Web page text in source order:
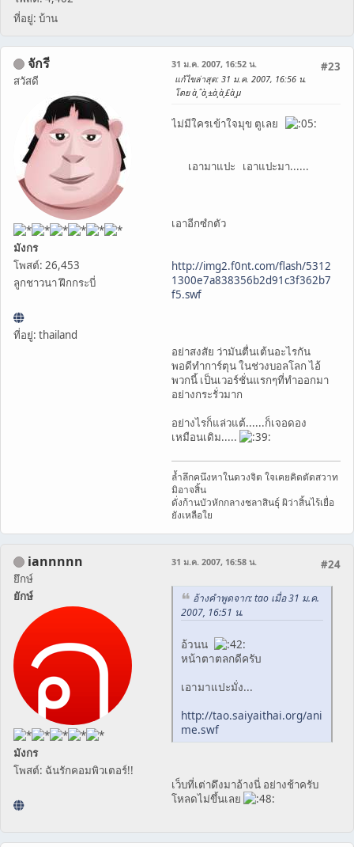
ที่อยู่: บ้าน
จักรี
สวัสดี
มังกร
โพสต์: 26,453
ลูกชาวนา ฝึกกระบี่
ที่อยู่: thailand
#23
31 ม.ค. 2007, 16:52 น.
แก้ไขล่าสุด: 31 ม.ค. 2007, 16:56 น.
โดย à¸ˆà¸±à¸à¸£à¸µ
ไม่มีใครเข้าใจมุข ตูเลย
เอามาแปะ เอาแปะมา......
เอาอีกซํกตัว
http://img2.f0nt.com/flash/5312
1300e7a838356b2d91c3f362b7
f5.swf
อย่าสงสัย ว่ามันตื่นเต้นอะไรกัน
พอดีทำการ์ตุน ในช่วงบอลโลก ไอ้
พวกนี้ เป็นเวอร์ชั่นแรกๆที่ทำออกมา
อย่างกระรั่วมาก
อย่างไรก็แล่วแต้......ก็เจอดอง
เหมือนเดิม.....
ล้ำลึกคนึงหาในดวงจิต ใจเคยคิดตัดสวาท
มิอาจสิ้น
ดั่งก้านบัวหักกลางชลาสินธุ์ ผิว่าสิ้นไร้เยื่อ
ยังเหลือใย
iannnnn
ยึกษ์
ยักษ์
มังกร
โพสต์: ฉันรักคอมพิวเตอร์!!
#24
31 ม.ค. 2007, 16:58 น.
อ้างคำพูดจาก: tao เมื่อ 31 ม.ค.
2007, 16:51 น.
อ้วนน
หน้าตาตลกดีครับ
เอามาแปะมั่ง...
http://tao.saiyaithai.org/ani
me.swf
เว็บที่เต่าดึงมาอ้างนี่ อย่างช้าครับ
โหลดไม่ขึ้นเลย